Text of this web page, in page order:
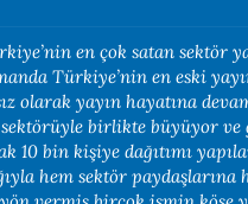
en çok satan sektör
Türkiye’nin en eski
olarak yayın hayatına
birlikte büyüyor ve
10 bin kişiye dağıtımı
hem sektör